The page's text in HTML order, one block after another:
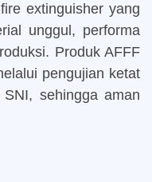
extinguisher yang
unggul, performa
Produk AFFF
pengujian ketat
sehingga aman